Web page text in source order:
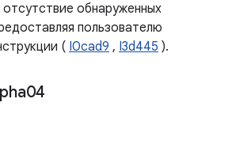
обнаруженных
пользователю
( I0cad9 , I3d445 ).